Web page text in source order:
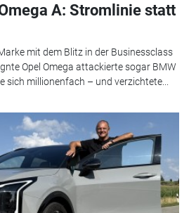
A: Stromlinie statt
mit dem Blitz in der Businessclass
Opel Omega attackierte sogar BMW
sich millionenfach – und verzichtete...